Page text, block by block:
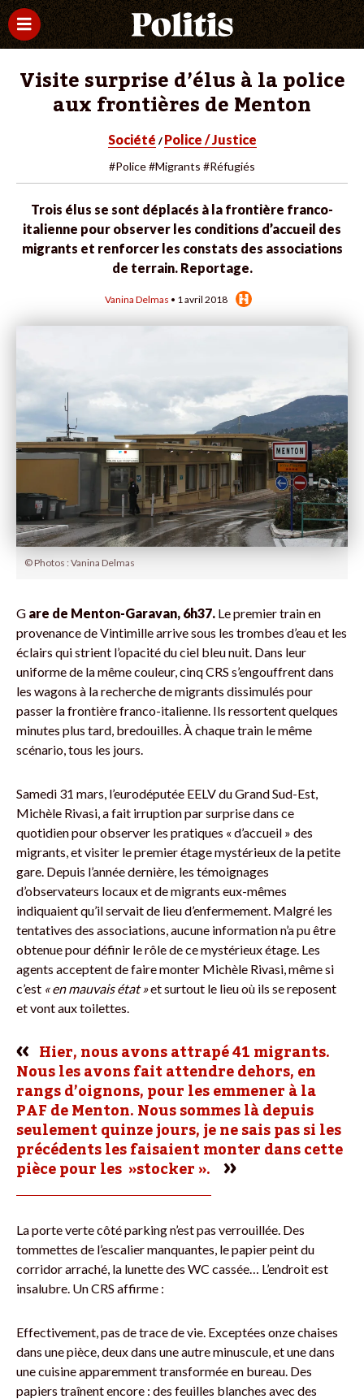
Visite surprise d’élus à la police
aux frontières de Menton
Société / Police / Justice
#Police#Migrants #Réfugiés
Trois élus se sont déplacés à la frontière franco-
italienne pour observer les conditions d’accueil des
migrants et renforcer les constats des associations
de terrain. Reportage.
Vanina Delmas • 1 avril 2018
© Photos : Vanina Delmas
G are de Menton-Garavan, 6h37. Le premier train en
provenance de Vintimille arrive sous les trombes d’eau et les
éclairs qui strient l’opacité du ciel bleu nuit. Dans leur
uniforme de la même couleur, cinq CRS s’engouffrent dans
les wagons à la recherche de migrants dissimulés pour
passer la frontière franco-italienne. Ils ressortent quelques
minutes plus tard, bredouilles. À chaque train le même
scénario, tous les jours.
Samedi 31 mars, l’eurodéputée EELV du Grand Sud-Est,
Michèle Rivasi, a fait irruption par surprise dans ce
quotidien pour observer les pratiques « d’accueil » des
migrants, et visiter le premier étage mystérieux de la petite
gare. Depuis l’année dernière, les témoignages
d’observateurs locaux et de migrants eux-mêmes
indiquaient qu’il servait de lieu d’enfermement. Malgré les
tentatives des associations, aucune information n’a pu être
obtenue pour définir le rôle de ce mystérieux étage. Les
agents acceptent de faire monter Michèle Rivasi, même si
c’est « en mauvais état »et surtout le lieu où ils se reposent
et vont aux toilettes.
Hier, nous avons attrapé 41 migrants.
Nous les avons fait attendre dehors, en
rangs d’oignons, pour les emmener à la
PAF de Menton. Nous sommes là depuis
seulement quinze jours, je ne sais pas si les
précédents les faisaient monter dans cette
pièce pour les »stocker ».
La porte verte côté parking n’est pas verrouillée. Des
tommettes de l’escalier manquantes, le papier peint du
corridor arraché, la lunette des WC cassée… L’endroit est
insalubre. Un CRS affirme :
Effectivement, pas de trace de vie. Exceptées onze chaises
dans une pièce, deux dans une autre minuscule, et une dans
une cuisine apparemment transformée en bureau. Des
papiers traînent encore : des feuilles blanches avec des